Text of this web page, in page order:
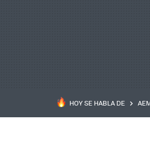
HOY SE HABLA DE